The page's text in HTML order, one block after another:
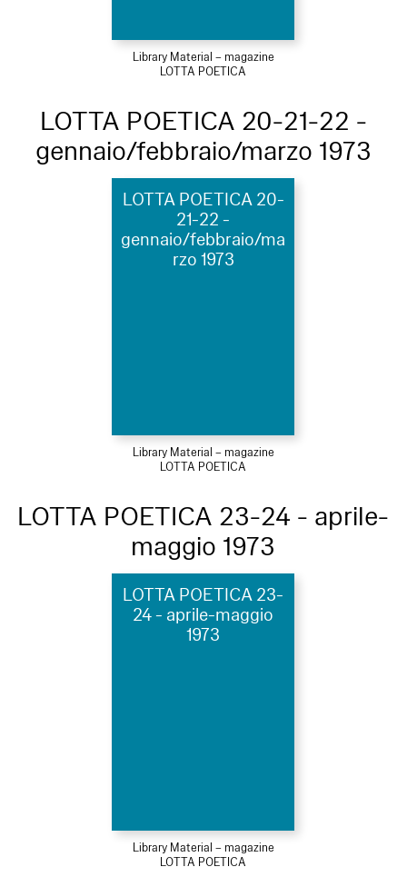
Library Material – magazine
LOTTA POETICA
LOTTA POETICA 20-21-22 -
gennaio/febbraio/marzo 1973
LOTTA POETICA 20-
21-22 -
gennaio/febbraio/ma
rzo 1973
Library Material – magazine
LOTTA POETICA
LOTTA POETICA 23-24 - aprile-
maggio 1973
LOTTA POETICA 23-
24 - aprile-maggio
1973
Library Material – magazine
LOTTA POETICA